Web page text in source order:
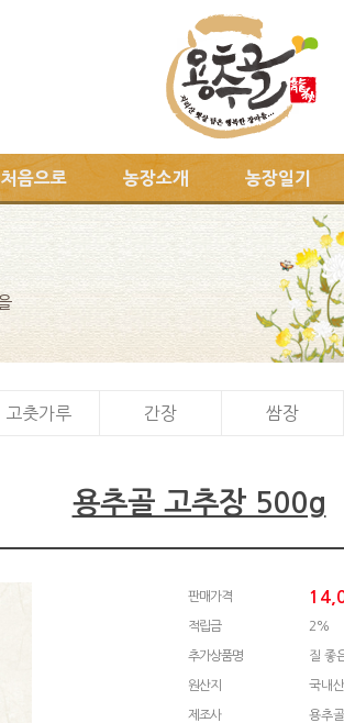
처음으로 농장소개 농장일기
고춧가루 간장 쌈장
용추골 고추장 500g
판매가격
적립금 2%
추가상품명 질 좋
원산지 국내산
제조사 용추